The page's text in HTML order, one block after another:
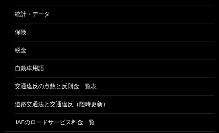
統計・データ
保険
税金
自動車用語
交通違反の点数と反則金一覧表
道路交通法と交通違反（随時更新）
JAFのロードサービス料金一覧